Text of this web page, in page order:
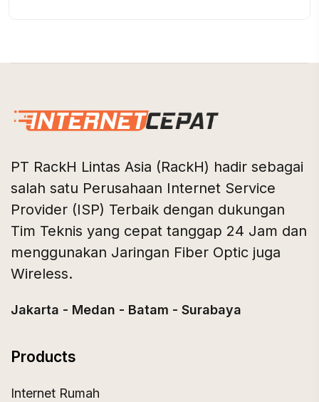
PT RackH Lintas Asia (RackH) hadir sebagai
salah satu Perusahaan Internet Service
Provider (ISP) Terbaik dengan dukungan
Tim Teknis yang cepat tanggap 24 Jam dan
menggunakan Jaringan Fiber Optic juga
Wireless.
Jakarta - Medan - Batam - Surabaya
Products
Internet Rumah